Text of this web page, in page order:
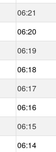
06:21
06:20
06:19
06:18
06:17
06:16
06:15
06:14